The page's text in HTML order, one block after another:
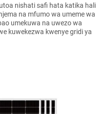
nishati safi hata katika hali
na mfumo wa umeme wa
umekuwa na uwezo wa
kuwekezwa kwenye gridi ya